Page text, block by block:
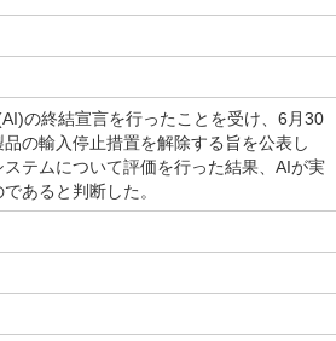
の終結宣言を行ったことを受け、6月30
の輸入停止措置を解除する旨を公表し
テムについて評価を行った結果、AIが実
あると判断した。